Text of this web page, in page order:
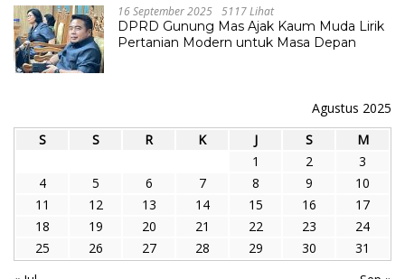
16 September 2025 5117 Lihat
DPRD Gunung Mas Ajak Kaum Muda Lirik
Pertanian Modern untuk Masa Depan
Agustus 2025
S
S R K J S
M
1
2
3
4
5 6 7 8 9
10
11
12 13 14 15 16
17
18
19 20 21 22 23
24
25
26 27 28 29 30
31